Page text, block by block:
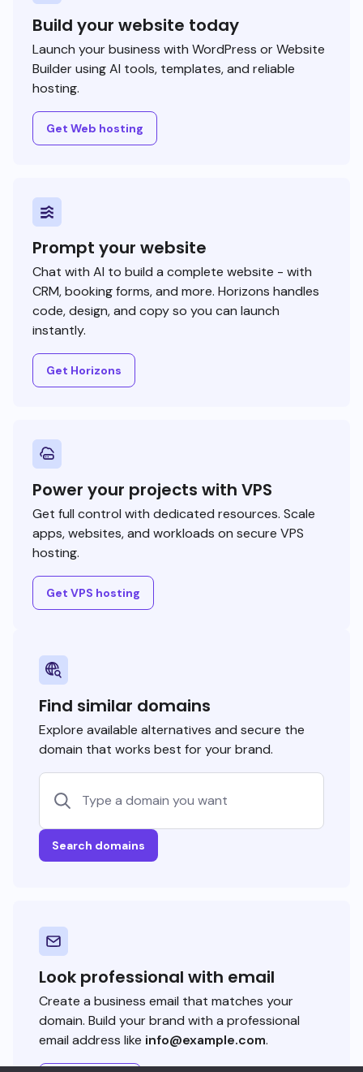
Build your website today
Launch your business with WordPress or Website
Builder using AI tools, templates, and reliable
hosting.
Get Web hosting
Prompt your website
Chat with AI to build a complete website - with
CRM, booking forms, and more. Horizons handles
code, design, and copy so you can launch
instantly.
Get Horizons
Power your projects with VPS
Get full control with dedicated resources. Scale
apps, websites, and workloads on secure VPS
hosting.
Get VPS hosting
Find similar domains
Explore available alternatives and secure the
domain that works best for your brand.
Search domains
Look professional with email
Create a business email that matches your
domain. Build your brand with a professional
email address like info@example.com.